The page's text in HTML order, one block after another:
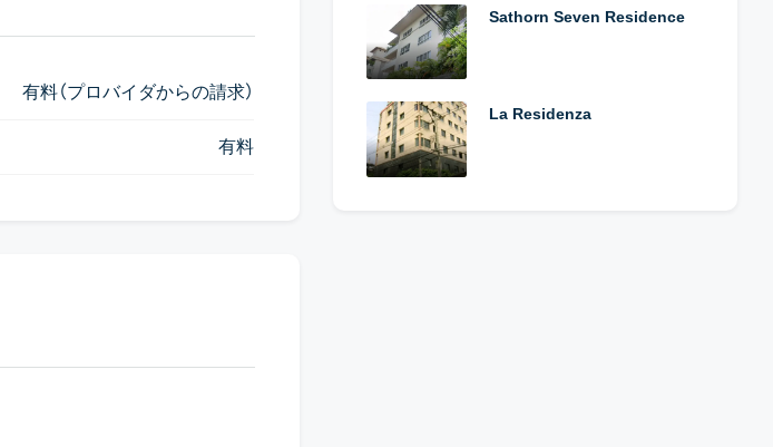
有料（プロバイダからの請求）
有料
Sathorn Seven Residence
La Residenza